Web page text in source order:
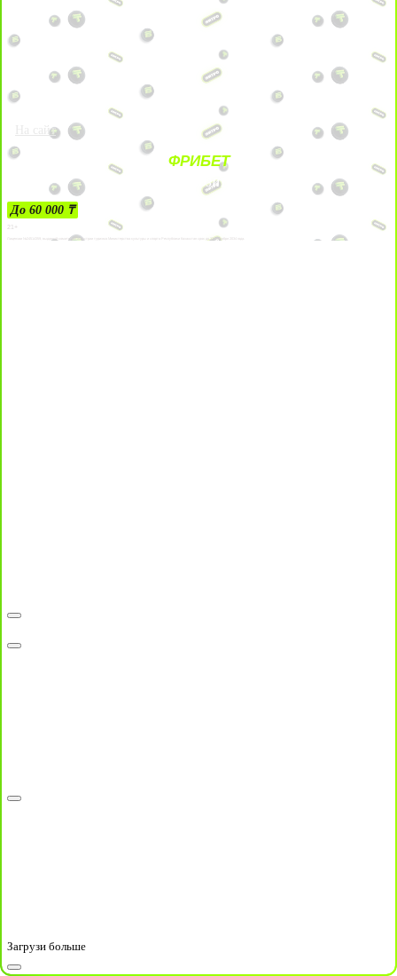
На сайт
ФРИБЕТ
ЗА ДЕПОЗИТЫ
До 60 000 ₸
21+
Лицензии №24514359, выданной комитетом индустрии туризма Министерства культуры и спорта Республики Казахстан срок до 27 сентября 2034 года.
Загрузи больше